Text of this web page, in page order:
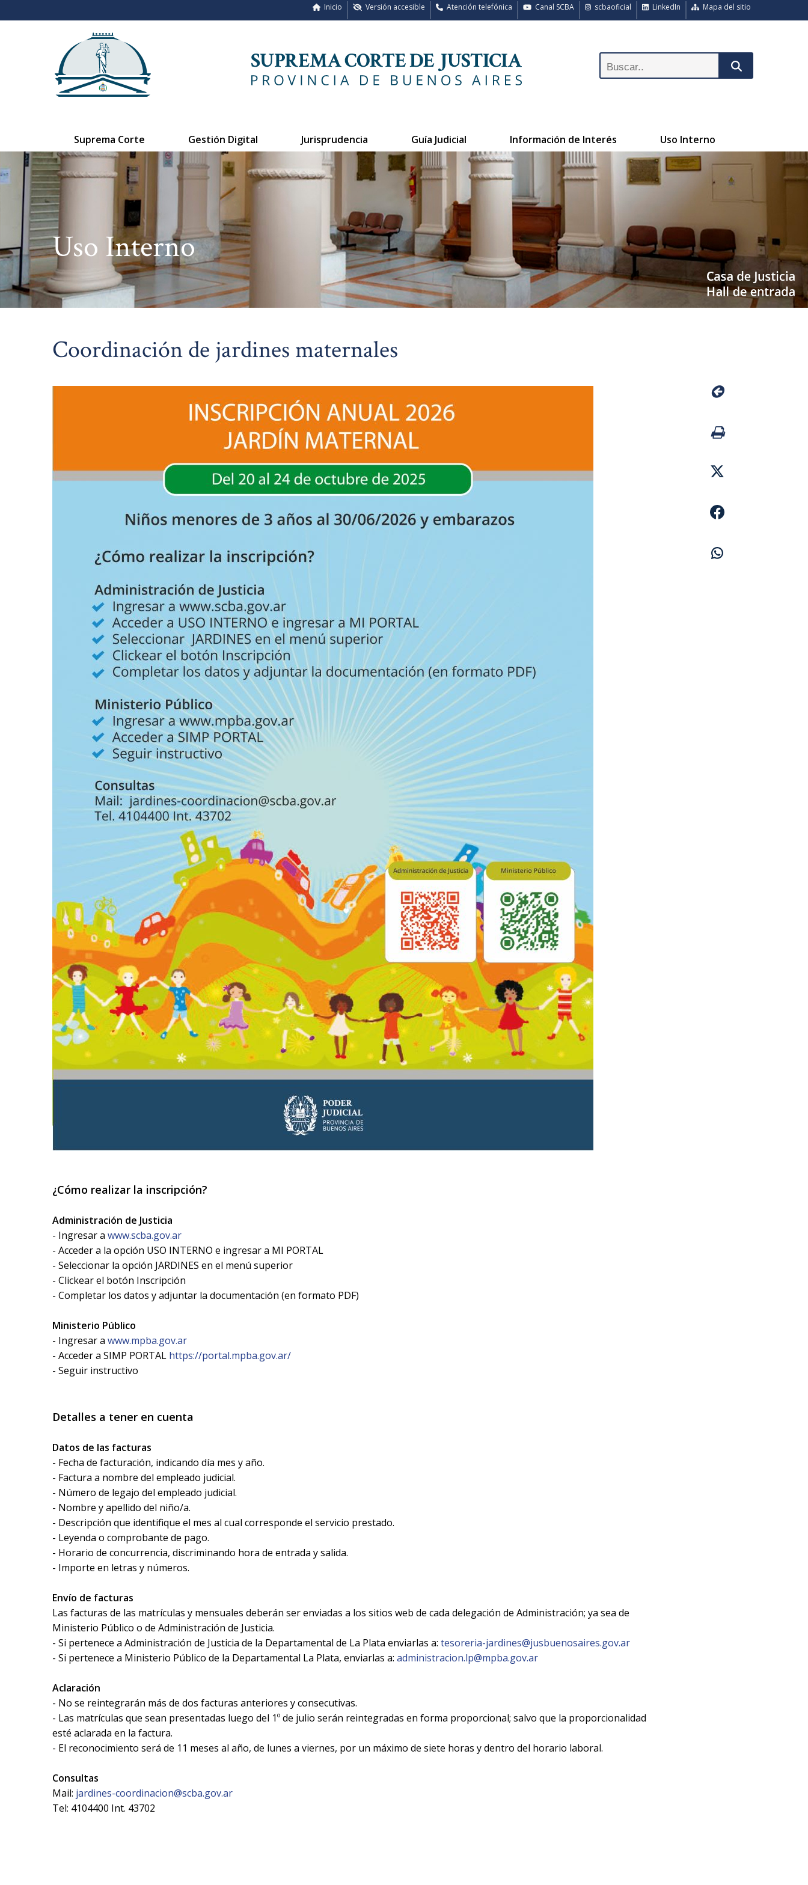
Mapa del sitio
LinkedIn
scbaoficial
Canal SCBA
Atención telefónica
Versión accesible
Inicio
Suprema Corte Gestión Digital Jurisprudencia Guía Judicial Información de Interés Uso Interno
Uso Interno
Coordinación de jardines maternales
¿Cómo realizar la inscripción?
Administración de Justicia
- Ingresar a www.scba.gov.ar
- Acceder a la opción USO INTERNO e ingresar a MI PORTAL
- Seleccionar la opción JARDINES en el menú superior
- Clickear el botón Inscripción
- Completar los datos y adjuntar la documentación (en formato PDF)
Ministerio Público
- Ingresar a www.mpba.gov.ar
- Acceder a SIMP PORTAL https://portal.mpba.gov.ar/
- Seguir instructivo
Detalles a tener en cuenta
Datos de las facturas
- Fecha de facturación, indicando día mes y año.
- Factura a nombre del empleado judicial.
- Número de legajo del empleado judicial.
- Nombre y apellido del niño/a.
- Descripción que identifique el mes al cual corresponde el servicio prestado.
- Leyenda o comprobante de pago.
- Horario de concurrencia, discriminando hora de entrada y salida.
- Importe en letras y números.
Envío de facturas
Las facturas de las matrículas y mensuales deberán ser enviadas a los sitios web de cada delegación de Administración; ya sea de
Ministerio Público o de Administración de Justicia.
- Si pertenece a Administración de Justicia de la Departamental de La Plata enviarlas a: tesoreria-jardines@jusbuenosaires.gov.ar
- Si pertenece a Ministerio Público de la Departamental La Plata, enviarlas a: administracion.lp@mpba.gov.ar
Aclaración
- No se reintegrarán más de dos facturas anteriores y consecutivas.
- Las matrículas que sean presentadas luego del 1º de julio serán reintegradas en forma proporcional; salvo que la proporcionalidad
esté aclarada en la factura.
- El reconocimiento será de 11 meses al año, de lunes a viernes, por un máximo de siete horas y dentro del horario laboral.
Consultas
Mail: jardines-coordinacion@scba.gov.ar
Tel: 4104400 Int. 43702